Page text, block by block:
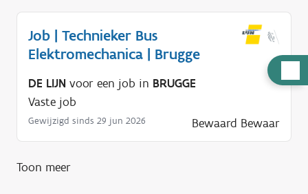
u
p
n
Job | Technieker Bus
Elektromechanica | Brugge
DE LIJN voor een job in BRUGGE
Vaste job
Gewijzigd sinds 29 jun 2026 Bewaard Bewaar
Toon meer